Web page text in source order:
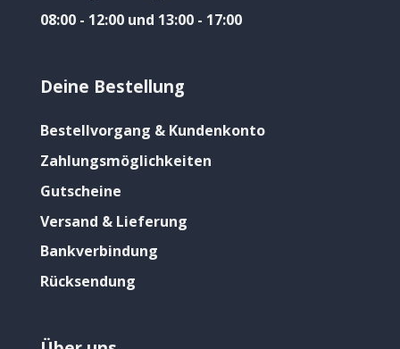
08:00 - 12:00 und 13:00 - 17:00
Deine Bestellung
Bestellvorgang & Kundenkonto
Zahlungsmöglichkeiten
Gutscheine
Versand & Lieferung
Bankverbindung
Rücksendung